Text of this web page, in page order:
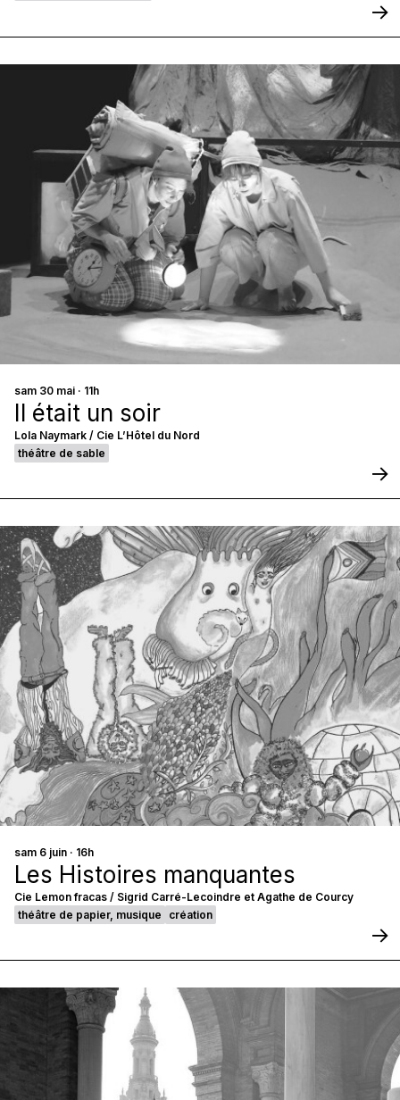
Il était un soir
sam 30 mai · 11h
Lola Naymark / Cie L’Hôtel du Nord
théâtre de sable
Les Histoires manquantes
sam 6 juin · 16h
Cie Lemon fracas / Sigrid Carré-Lecoindre et Agathe de Courcy
théâtre de papier, musique
création